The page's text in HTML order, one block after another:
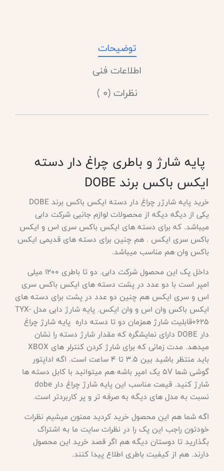
توضیحات
اطلاعات فنی
نظرات (0 )
پایه شارژ و باطری چراغ دار دسته
ایکس باکس برند DOBE
خرید پایه شارژر چراغ دار دسته ایکس باکس برند DOBE
یکی از دیگه دیگه از محصولات لوازم جانبی شرکت دابی
میباشد. که برای دسته های ایکس باکس سری اس و ایکس
باکس سری ایکس . هم چنین برای دسته های قدیمی ایکس
باکس وان هم مناسب میباشد.
داخل پک این محصول شرکت دابی. دو تا باطری 1200 میلی
امپر است با دو عدد در پشت دسته های ایکس باکس سری
اس و سری ایکس هم چنین دو عدد در پشت برای دسته های
ایکس باکس وان اس و وان ایکس. پایه شارژ دابی مدلTYX-
0625قابلیت شارژ همزمان دو تا دسته داره پایه شارژ چراغ
دار DOBE دارای نمایشگره که مقدار شارژ دسته را نشان
باید منتظر باشید بین 3.5 تا 4 ساعت است. اگه اداپتور
گوشی شما 5V یک امپر باشه هم میتوانید با کابل دسته ها
شارژ کنید. قیمت مناسب این پایه شارژ چراغ دار dobe
نسبت به مدل های دیگه به صرفه تر و پر کاربردتر است.
اگه شما هم این محصول خرید کردید ممنون میشیم نظرات
خودتون راجب این پک را در نظرات سایت ما به اشتراک
بگذارید تا دوستان دیگه هم اگر قصد خرید این محصول
دارند. هم از کیفیت باطری اطلاع پیدا کنند.